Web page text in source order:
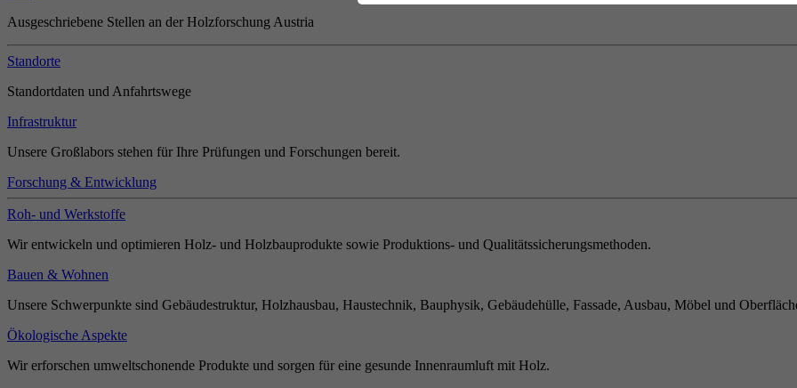
Ausgeschriebene Stellen an der Holzforschung Austria
Standorte
Standortdaten und Anfahrtswege
Infrastruktur
Unsere Großlabors stehen für Ihre Prüfungen und Forschungen bereit.
Forschung & Entwicklung
Roh- und Werkstoffe
Wir entwickeln und optimieren Holz- und Holzbauprodukte sowie Produktions- und Qualitätssicherungsmethoden.
Bauen & Wohnen
Unsere Schwerpunkte sind Gebäudestruktur, Holzhausbau, Haustechnik, Bauphysik, Gebäudehülle, Fassade, Ausbau, Möbel und
Ökologische Aspekte
Wir erforschen umweltschonende Produkte und sorgen für eine gesunde Innenraumluft mit Holz.